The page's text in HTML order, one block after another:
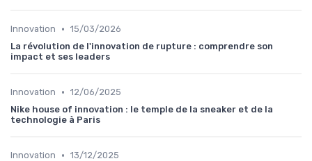
Innovation • 15/03/2026
La révolution de l'innovation de rupture : comprendre son
impact et ses leaders
Innovation • 12/06/2025
Nike house of innovation : le temple de la sneaker et de la
technologie à Paris
Innovation • 13/12/2025